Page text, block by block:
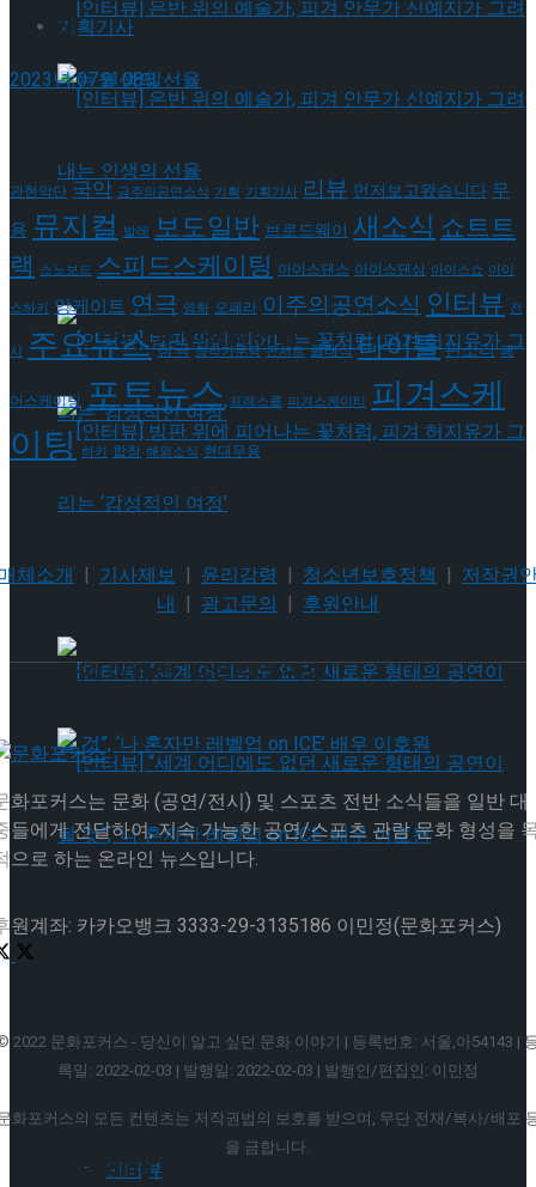
[인터뷰] 은반 위의 예술가, 피겨 안무가 신예지
가 그려내는 인생의 선율
[인터뷰] 빙판 위에 피어나는 꽃처럼, 피겨 허지
유가 그리는 ‘감성적인 여정’
[인터뷰] “세계 어디에도 없던 새로운 형태의
공연이 될 것”, ‘나 혼자만 레벨업 on ICE’ 배우
Trending Tags
인터뷰
기획기사
[인터뷰] 은반 위의 예술가, 피겨 안무가 신예지
가 그려내는 인생의 선율
[인터뷰] 빙판 위에 피어나는 꽃처럼, 피겨 허지
유가 그리는 ‘감성적인 여정’
[인터뷰] “세계 어디에도 없던 새로운 형태의
이호원
Trending Tags
윤아선
2023년 07월 08일
관현악단 국악 금주의공연소식 기획 기획기사 리뷰 먼저보고왔습니다 무
용 뮤지컬 발레 보도일반 브로드웨이 새소식쇼트트
랙 스노보드 스피드스케이팅 아이스댄스 아이스댄싱 아이스쇼 아이
스하키 앙케이트 연극 영화 오페라 이주의공연소식 인터뷰 전
시 주요뉴스 창극 창작가무극 콘서트 클래식 타이틀판소리 페
어스케이팅 포토뉴스 프레스콜 피겨스케이티 피겨스케
이팅 하키 합창 해외소식 현대무용
체소개 | 기사제보 | 윤리강령 | 청소년보호정책 | 저작권
내 | 광고문의 | 후원안내
화포커스는 문화 (공연/전시) 및 스포츠 전반 소식들을 일반 대
들에게 전달하여, 지속 가능한 공연/스포츠 관람 문화 형성을
으로 하는 온라인 뉴스입니다.
원계좌: 카카오뱅크 3333-29-3135186 이민정(문화포커스)
2022 문화포커스 - 당신이 알고 싶던 문화 이야기 | 등록번호: 서울,아54143 |
록일: 2022-02-03 | 발행일: 2022-02-03 | 발행인/편집인: 이민정
화포커스의 모든 컨텐츠는 저작권법의 보호를 받으며, 무단 전재/복사/배포
을 금합니다.